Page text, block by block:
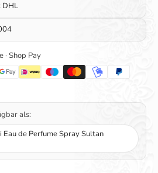
DHL
· Shop Pay
als:
Eau de Perfume Spray Sultan